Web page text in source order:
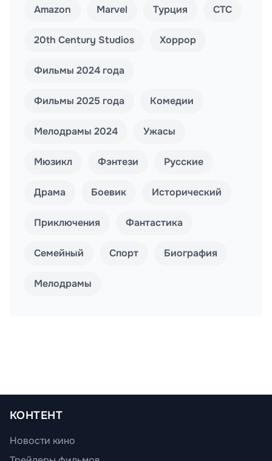
Amazon Marvel Турция СТС
20th Century Studios Хоррор
Фильмы 2024 года
Фильмы 2025 года Комедии
Мелодрамы 2024 Ужасы
Мюзикл Фэнтези Русские
Драма Боевик Исторический
Приключения Фантастика
Семейный Спорт Биография
Мелодрамы
КОНТЕНТ
Новости кино